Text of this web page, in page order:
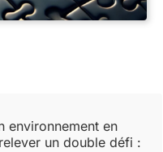
environnement en
un double défi :